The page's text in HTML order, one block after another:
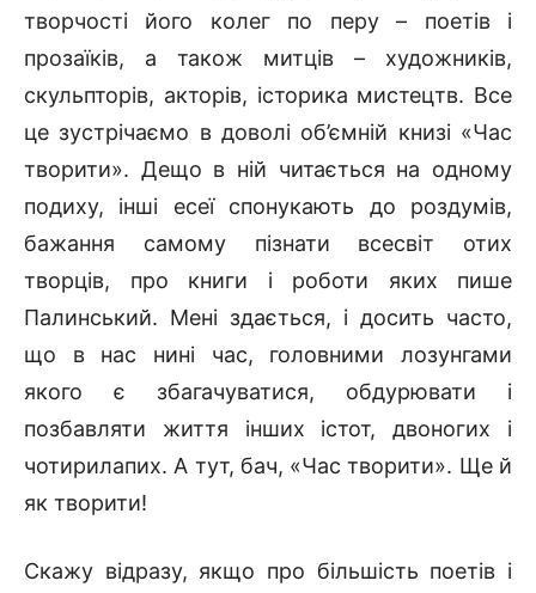
творчості його колег по перу – поетів і
прозаїків, а також митців – художників,
скульпторів, акторів, історика мистецтв. Все
це зустрічаємо в доволі об’ємній книзі «Час
творити». Дещо в ній читається на одному
подиху, інші есеї спонукають до роздумів,
бажання самому пізнати всесвіт отих
творців, про книги і роботи яких пише
Палинський. Мені здається, і досить часто,
що в нас нині час, головними лозунгами
якого є збагачуватися, обдурювати і
позбавляти життя інших істот, двоногих і
чотирилапих. А тут, бач, «Час творити». Ще й
як творити!
Скажу відразу, якщо про більшість поетів і